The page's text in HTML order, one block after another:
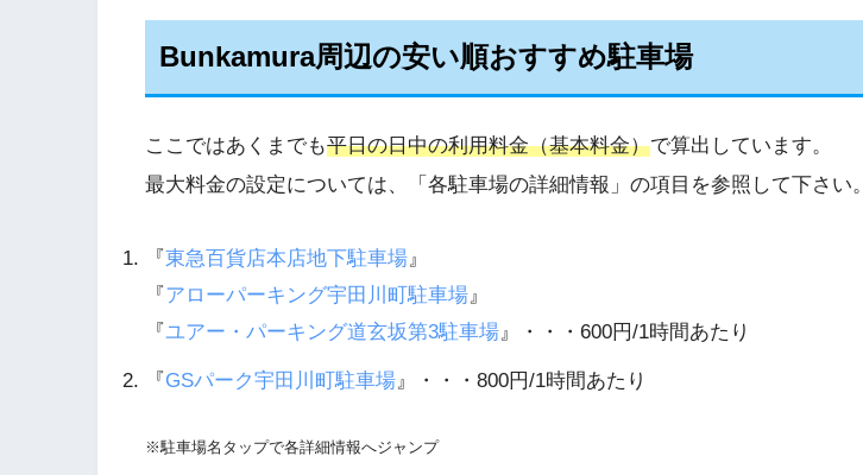
Bunkamura周辺の安い順おすすめ駐車場
ここではあくまでも平日の日中の利用料金（基本料金）で算出しています。
最大料金の設定については、「各駐車場の詳細情報」の項目を参照して下さい。
『東急百貨店本店地下駐車場』
『アローパーキング宇田川町駐車場』
『ユアー・パーキング道玄坂第3駐車場』・・・600円/1時間あたり
『GSパーク宇田川町駐車場』・・・800円/1時間あたり
※駐車場名タップで各詳細情報へジャンプ